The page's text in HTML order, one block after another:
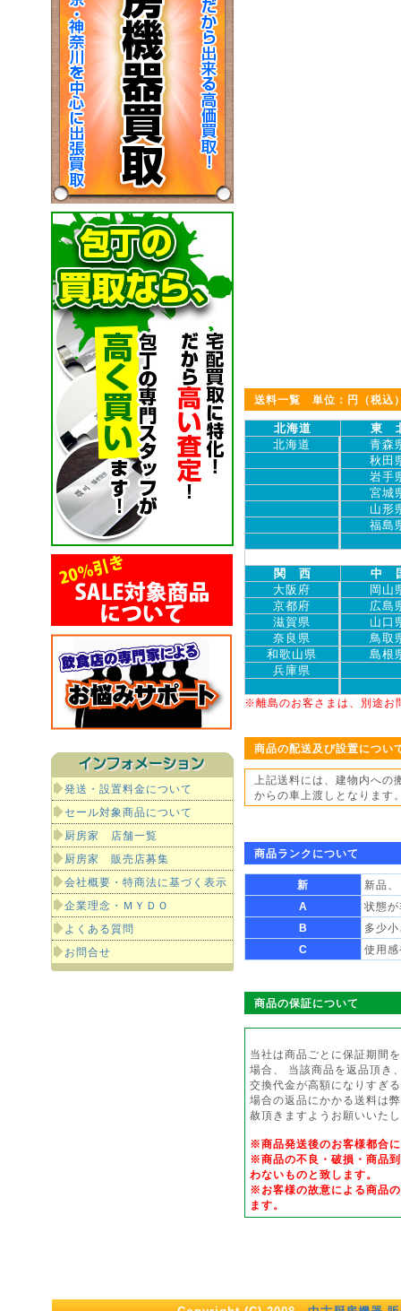
発送・設置料金について
セール対象商品について
厨房家 店舗一覧
厨房家 販売店募集
会社概要・特商法に基づく表示
企業理念・ＭＹＤＯ
よくある質問
お問合せ
送料一覧 単位：円（税込
北海道
東
北海道
青森
秋田
岩手
宮城
山形
福島
関 西
中
大阪府
岡山
京都府
広島
滋賀県
山口
奈良県
鳥取
和歌山県
島根
兵庫県
※離島のお客さまは、別途お
商品の配送及び設置につい
上記送料には、建物内へ
からの車上渡しとなります
商品ランクについて
新
新品
A
状態
B
多少
C
使用
商品の保証について
当社は商品ごとに保証期間
場合、 当該商品を返品頂き
交換代金が高額になりすぎ
場合の返品にかかる送料は
赦頂きますようお願いいた
※商品発送後のお客様都合
※商品の不良・破損・商品
わないものと致します。
※お客様の故意による商品
ます。